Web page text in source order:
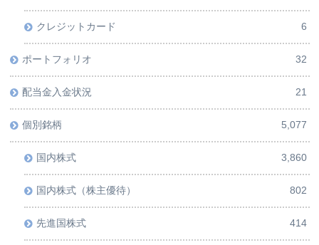
クレジットカード 6
ポートフォリオ 32
配当金入金状況 21
個別銘柄 5,077
国内株式 3,860
国内株式（株主優待） 802
先進国株式 414